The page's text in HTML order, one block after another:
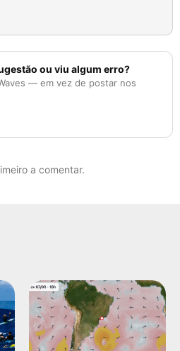
ou viu algum erro?
— em vez de postar nos
a comentar.